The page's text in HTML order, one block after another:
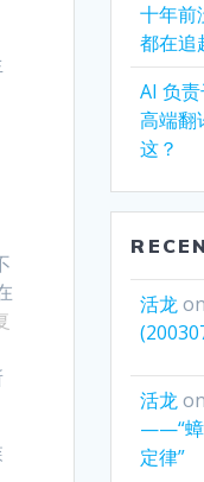
十年前
都在追
AI 负
高端翻
这？
活龙
活龙
——“蟑
定律”